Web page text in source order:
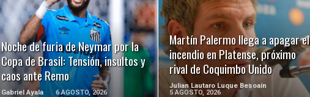
Noche de furia de Neymar por la
Copa de Brasil: Tensión, insultos y
caos ante Remo
Gabriel Ayala 6 AGOSTO, 2026
LEER MÁS
Martín Palermo llega a apagar el
incendio en Platense, próximo
rival de Coquimbo Unido
Julian Lautaro Luque Besoaín
5 AGOSTO, 2026
LEER MÁS